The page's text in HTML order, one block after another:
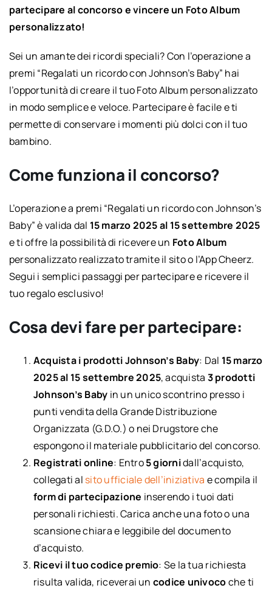
partecipare al concorso e vincere un Foto Album
personalizzato!
Sei un amante dei ricordi speciali? Con l’operazione a
premi “Regalati un ricordo con Johnson’s Baby” hai
l’opportunità di creare il tuo Foto Album personalizzato
in modo semplice e veloce. Partecipare è facile e ti
permette di conservare i momenti più dolci con il tuo
bambino.
Come funziona il concorso?
L’operazione a premi “Regalati un ricordo con Johnson’s
Baby” è valida dal 15 marzo 2025 al 15 settembre 2025
e ti offre la possibilità di ricevere un Foto Album
personalizzato realizzato tramite il sito o l’App Cheerz.
Segui i semplici passaggi per partecipare e ricevere il
tuo regalo esclusivo!
Cosa devi fare per partecipare:
Acquista i prodotti Johnson’s Baby: Dal 15 marzo
2025 al 15 settembre 2025, acquista 3 prodotti
Johnson’s Baby in un unico scontrino presso i
punti vendita della Grande Distribuzione
Organizzata (G.D.O.) o nei Drugstore che
espongono il materiale pubblicitario del concorso.
Registrati online: Entro5 giornidall’acquisto,
collegati al sito ufficiale dell’iniziativa e compila il
form di partecipazione inserendo i tuoi dati
personali richiesti. Carica anche una foto o una
scansione chiara e leggibile del documento
d’acquisto.
Ricevi il tuo codice premio: Se la tua richiesta
risulta valida, riceverai un codice univocoche ti